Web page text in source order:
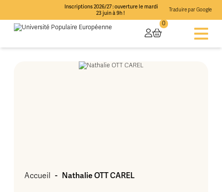
Inscriptions 2026/27 : ouverture le mardi
23 juin à 9h !
Traduire par Google
0
Accueil - Nathalie OTT CAREL